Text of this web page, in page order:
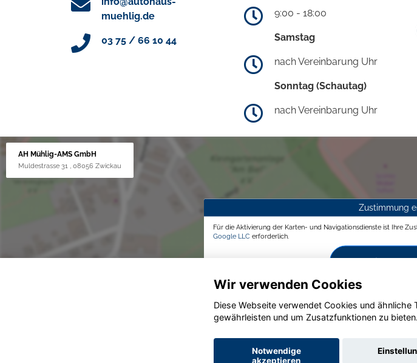
muehlig.de
03 75 / 66 10 44
9:00 - 18:00
Samstag
nach Vereinbarung Uhr
Sonntag (Schautag)
nach Vereinbarung Uhr
AH Mühlig-AMS GmbH
Muldestrasse 31 , 08056 Zwickau
Zustimmung
Für die Aktivierung der Karten- und Navigationsdienste ist Ihre
Google LLC erforderlich.
Zustimmen
Wir verwenden Cookies
Diese Webseite verwendet Cookies und
gewährleisten und um Zusatzfunktionen zu bieten.
Notwendige
akzeptieren